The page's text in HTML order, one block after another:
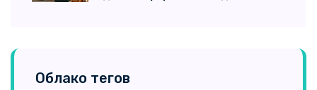
Облако тегов